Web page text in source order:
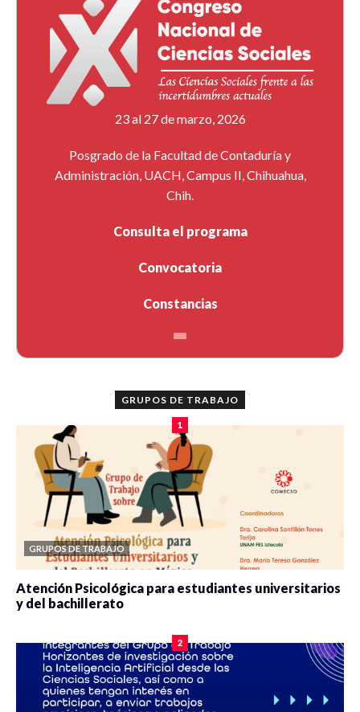
23 al 27 de marzo, 2026
Posgrado de la Facultad de Contaduría y
Administración, UACH, Campus II, Chihuahua,
Chih.
Consulta el programa
Convocatoria
Constancias
GRUPOS DE TRABAJO
1
GRUPOS DE TRABAJO
Atención Psicológica para estudiantes universitarios
y del bachillerato
2